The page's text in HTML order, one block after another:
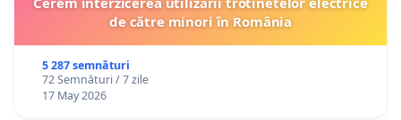
de către minori în România
5 287 semnături
72 Semnături / 7 zile
17 May 2026